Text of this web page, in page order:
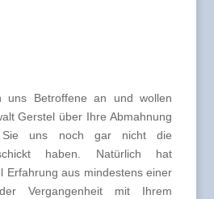
uns Betroffene an und wollen
Gerstel über Ihre Abmahnung
Sie uns noch gar nicht die
haben. Natürlich hat
Erfahrung aus mindestens einer
Vergangenheit mit Ihrem